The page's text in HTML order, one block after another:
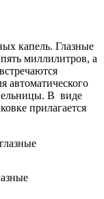
капель. Глазные
миллилитров, а
автоматического
В виде
прилагается